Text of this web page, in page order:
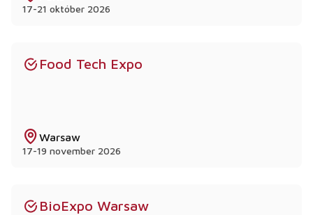
17-21 október 2026
Food Tech Expo
Warsaw
17-19 november 2026
BioExpo Warsaw